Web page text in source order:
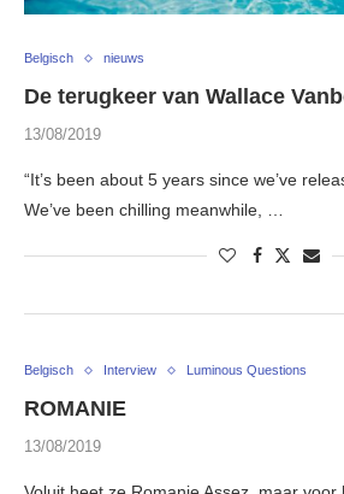
Belgisch nieuws
De terugkeer van Wallace
13/08/2019
“It’s been about 5 years since we’ve
We’ve been chilling meanwhile, …
Belgisch Interview Luminous Questions
ROMANIE
13/08/2019